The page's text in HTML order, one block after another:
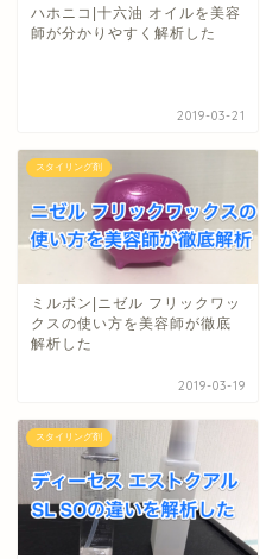
ハホニコ|十六油 オイルを美容
師が分かりやすく解析した
2019-03-21
スタイリング剤
ミルボン|ニゼル フリックワッ
クスの使い方を美容師が徹底
解析した
2019-03-19
スタイリング剤